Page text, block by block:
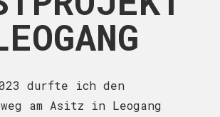
durfte ich den
am Asitz in Leogang